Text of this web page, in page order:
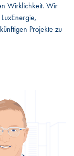
Wirklichkeit. Wir
Projekte zu